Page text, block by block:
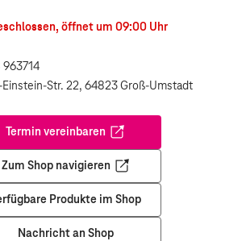
öffnet um 09:00 Uhr
Str. 22, 64823 Groß-Umstadt
Termin vereinbaren
Öffnet in einem neuen Tab
Zum Shop navigieren
Öffnet in einem neuen Tab
Produkte im Shop
Nachricht an Shop